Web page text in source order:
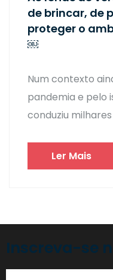
de brincar, de
proteger o
￼
Num contexto
pandemia e pelo
conduziu
Ler Mais
Inscreva-se